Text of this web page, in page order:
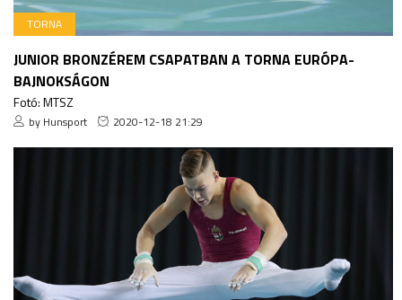
TORNA
JUNIOR BRONZÉREM CSAPATBAN A TORNA EURÓPA-
BAJNOKSÁGON
Fotó: MTSZ
by Hunsport 2020-12-18 21:29